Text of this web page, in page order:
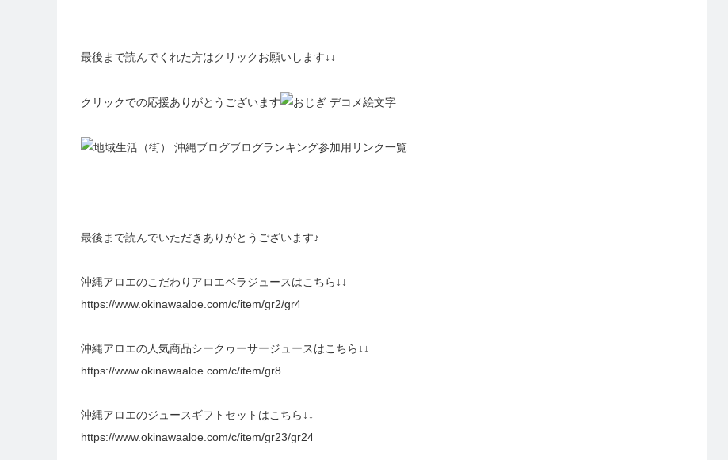
最後まで読んでくれた方はクリックお願いします↓↓
クリックでの応援ありがとうございます
最後まで読んでいただきありがとうございます♪
沖縄アロエのこだわりアロエベラジュースはこちら↓↓
https://www.okinawaaloe.com/c/item/gr2/gr4
沖縄アロエの人気商品シークヮーサージュースはこちら↓↓
https://www.okinawaaloe.com/c/item/gr8
沖縄アロエのジュースギフトセットはこちら↓↓
https://www.okinawaaloe.com/c/item/gr23/gr24